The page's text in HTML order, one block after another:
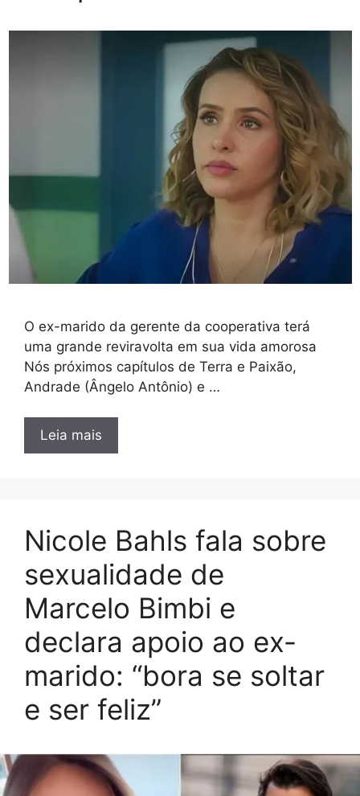
O ex-marido da gerente da cooperativa terá
uma grande reviravolta em sua vida amorosa
Nós próximos capítulos de Terra e Paixão,
Andrade (Ângelo Antônio) e …
Leia mais
Nicole Bahls fala sobre
sexualidade de
Marcelo Bimbi e
declara apoio ao ex-
marido: “bora se soltar
e ser feliz”